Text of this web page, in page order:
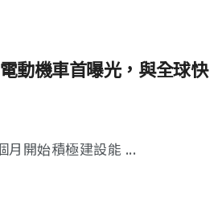
動機車首曝光，與全球快
月開始積極建設能 ...